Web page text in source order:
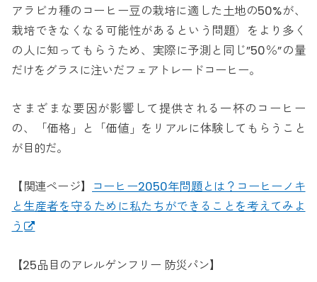
アラビカ種のコーヒー豆の栽培に適した土地の50%が、
栽培できなくなる可能性があるという問題）をより多く
の人に知ってもらうため、実際に予測と同じ”50％”の量
だけをグラスに注いだフェアトレードコーヒー。
さまざまな要因が影響して提供される一杯のコーヒー
の、「価格」と「価値」をリアルに体験してもらうこと
が目的だ。
【関連ページ】
コーヒー2050年問題とは？コーヒーノキ
と生産者を守るために私たちができることを考えてみよ
う
【25品目のアレルゲンフリー 防災パン】